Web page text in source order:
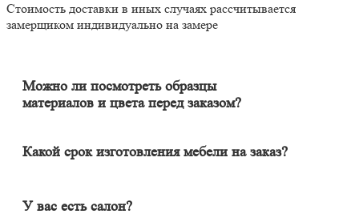
Стоимость доставки в иных случаях рассчитывается
замерщиком индивидуально на замере
Можно ли посмотреть образцы
материалов и цвета перед заказом?
месте в собственном освещении увидеть, как будут выглядеть
Какой срок изготовления мебели на заказ?
среднем цикл производства большей части изделий составляет
У вас есть салон?